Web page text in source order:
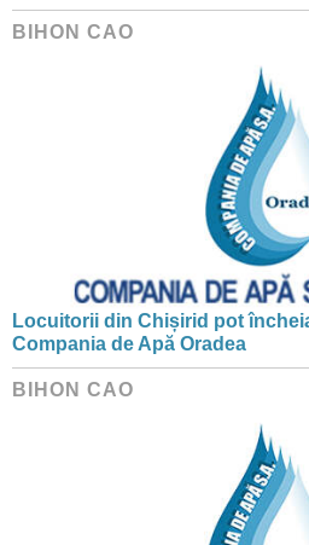
BIHON CAO
Locuitorii din Chișirid pot
Compania de Apă Oradea
BIHON CAO